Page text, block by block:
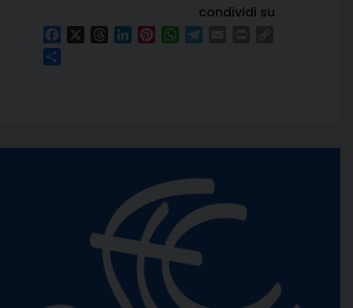
condividi su
FacebookThreadsLinkedInPinterestWhatsApp